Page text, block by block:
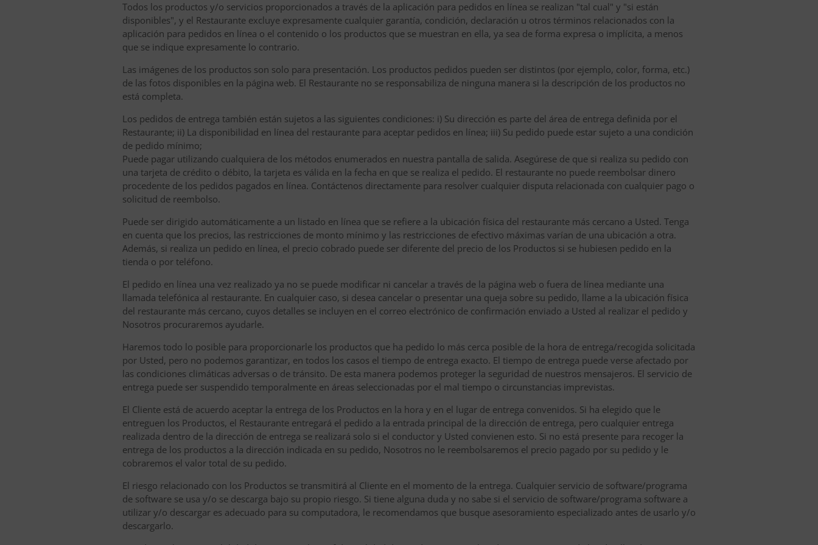
Todos los productos y/o servicios proporcionados a través de la aplicación para pedidos en línea se realizan "tal cual" y "si están
disponibles", y el Restaurante excluye expresamente cualquier garantía, condición, declaración u otros términos relacionados con la
aplicación para pedidos en línea o el contenido o los productos que se muestran en ella, ya sea de forma expresa o implícita, a menos
que se indique expresamente lo contrario.
Las imágenes de los productos son solo para presentación. Los productos pedidos pueden ser distintos (por ejemplo, color, forma, etc.)
de las fotos disponibles en la página web. El Restaurante no se responsabiliza de ninguna manera si la descripción de los productos no
está completa.
Los pedidos de entrega también están sujetos a las siguientes condiciones: i) Su dirección es parte del área de entrega definida por el
Restaurante; ii) La disponibilidad en línea del restaurante para aceptar pedidos en línea; iii) Su pedido puede estar sujeto a una condición
de pedido mínimo;
Puede pagar utilizando cualquiera de los métodos enumerados en nuestra pantalla de salida. Asegúrese de que si realiza su pedido con
una tarjeta de crédito o débito, la tarjeta es válida en la fecha en que se realiza el pedido. El restaurante no puede reembolsar dinero
procedente de los pedidos pagados en línea. Contáctenos directamente para resolver cualquier disputa relacionada con cualquier pago o
solicitud de reembolso.
Puede ser dirigido automáticamente a un listado en línea que se refiere a la ubicación física del restaurante más cercano a Usted. Tenga
en cuenta que los precios, las restricciones de monto mínimo y las restricciones de efectivo máximas varían de una ubicación a otra.
Además, si realiza un pedido en línea, el precio cobrado puede ser diferente del precio de los Productos si se hubiesen pedido en la
tienda o por teléfono.
El pedido en línea una vez realizado ya no se puede modificar ni cancelar a través de la página web o fuera de línea mediante una
llamada telefónica al restaurante. En cualquier caso, si desea cancelar o presentar una queja sobre su pedido, llame a la ubicación física
del restaurante más cercano, cuyos detalles se incluyen en el correo electrónico de confirmación enviado a Usted al realizar el pedido y
Nosotros procuraremos ayudarle.
Haremos todo lo posible para proporcionarle los productos que ha pedido lo más cerca posible de la hora de entrega/recogida solicitada
por Usted, pero no podemos garantizar, en todos los casos el tiempo de entrega exacto. El tiempo de entrega puede verse afectado por
las condiciones climáticas adversas o de tránsito. De esta manera podemos proteger la seguridad de nuestros mensajeros. El servicio de
entrega puede ser suspendido temporalmente en áreas seleccionadas por el mal tiempo o circunstancias imprevistas.
El Cliente está de acuerdo aceptar la entrega de los Productos en la hora y en el lugar de entrega convenidos. Si ha elegido que le
entreguen los Productos, el Restaurante entregará el pedido a la entrada principal de la dirección de entrega, pero cualquier entrega
realizada dentro de la dirección de entrega se realizará solo si el conductor y Usted convienen esto. Si no está presente para recoger la
entrega de los productos a la dirección indicada en su pedido, Nosotros no le reembolsaremos el precio pagado por su pedido y le
cobraremos el valor total de su pedido.
El riesgo relacionado con los Productos se transmitirá al Cliente en el momento de la entrega. Cualquier servicio de software/programa
de software se usa y/o se descarga bajo su propio riesgo. Si tiene alguna duda y no sabe si el servicio de software/programa software a
utilizar y/o descargar es adecuado para su computadora, le recomendamos que busque asesoramiento especializado antes de usarlo y/o
descargarlo.